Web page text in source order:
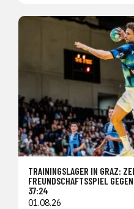
TRAININGSLAGER IN GRAZ:
FREUNDSCHAFTSSPIEL
37:24
01.08.26